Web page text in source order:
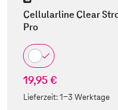
Cellularline Clear
Pro
19,95 €
Lieferzeit:1-3 Werktage